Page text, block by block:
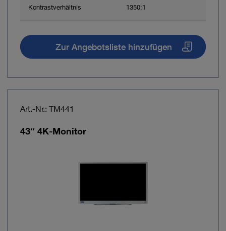
Kontrastverhältnis 1350:1
Zur Angebotsliste hinzufügen
Art.-Nr.: TM441
43″ 4K-Monitor